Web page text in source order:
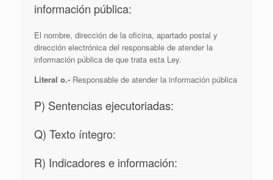
información pública:
El nombre, dirección de la oficina, apartado postal y
dirección electrónica del responsable de atender la
información pública de que trata esta Ley.
Literal o.- Responsable de atender la información pública
P) Sentencias ejecutoriadas:
Q) Texto íntegro:
R) Indicadores e información: